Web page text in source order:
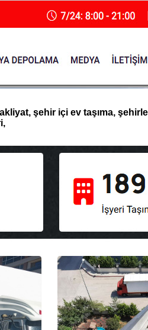
şehir içi ev taşıma,